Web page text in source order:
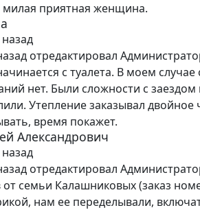
милая приятная женщина.
отредактировал
с туалета. В моем
нет. Были сложности с
Утепление заказывал
время покажет.
Александрович
отредактировал
семьи Калашниковых (заказ
нам ее переделывали,